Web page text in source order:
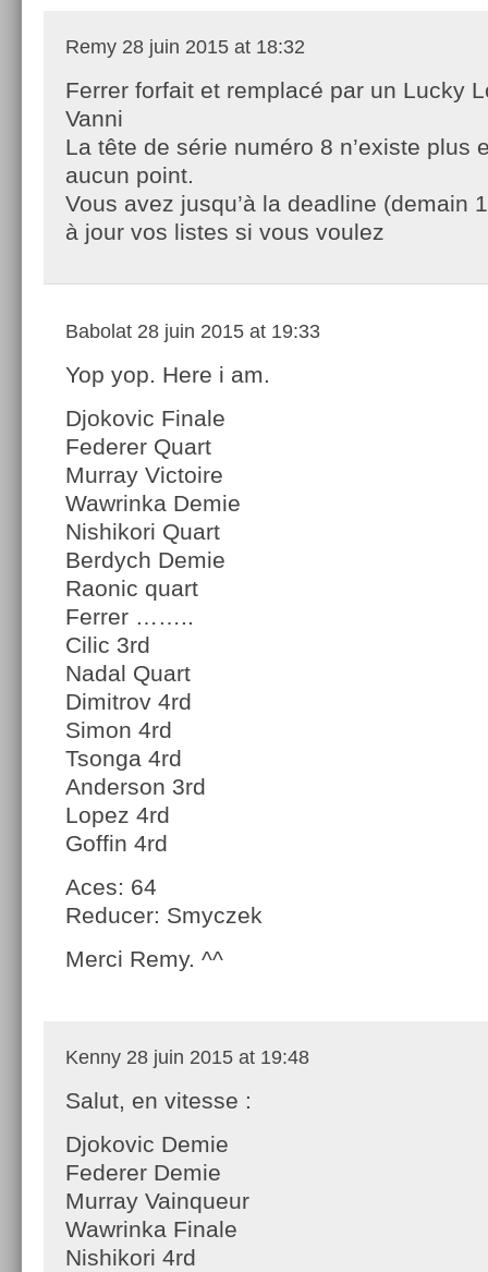
Remy 28 juin 2015 at 18:32
Ferrer forfait et remplacé par un Lucky
Vanni
La tête de série numéro 8 n’existe plus
aucun point.
Vous avez jusqu’à la deadline (demain
à jour vos listes si vous voulez
Babolat 28 juin 2015 at 19:33
Yop yop. Here i am.
Djokovic Finale
Federer Quart
Murray Victoire
Wawrinka Demie
Nishikori Quart
Berdych Demie
Raonic quart
Ferrer ……..
Cilic 3rd
Nadal Quart
Dimitrov 4rd
Simon 4rd
Tsonga 4rd
Anderson 3rd
Lopez 4rd
Goffin 4rd
Aces: 64
Reducer: Smyczek
Merci Remy. ^^
Kenny 28 juin 2015 at 19:48
Salut, en vitesse :
Djokovic Demie
Federer Demie
Murray Vainqueur
Wawrinka Finale
Nishikori 4rd